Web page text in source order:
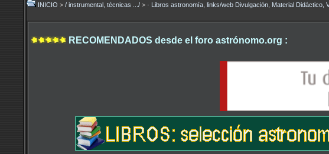
INICIO > / instrumental, técnicas .../ > · Libros astronomía, links/web Divulgación, Material Didáctico,
RECOMENDADOS desde el foro astrónomo.org :